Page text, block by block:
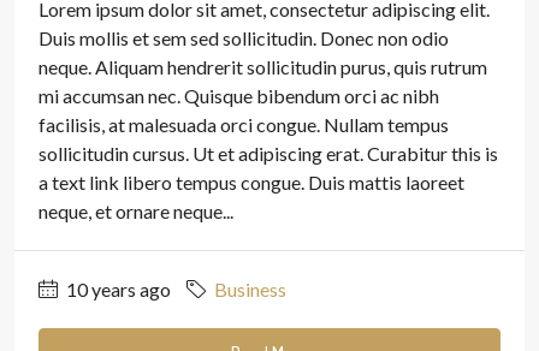
Lorem ipsum dolor sit amet, consectetur adipiscing elit.
Duis mollis et sem sed sollicitudin. Donec non odio
neque. Aliquam hendrerit sollicitudin purus, quis rutrum
mi accumsan nec. Quisque bibendum orci ac nibh
facilisis, at malesuada orci congue. Nullam tempus
sollicitudin cursus. Ut et adipiscing erat. Curabitur this is
a text link libero tempus congue. Duis mattis laoreet
neque, et ornare neque...
10 years ago Business